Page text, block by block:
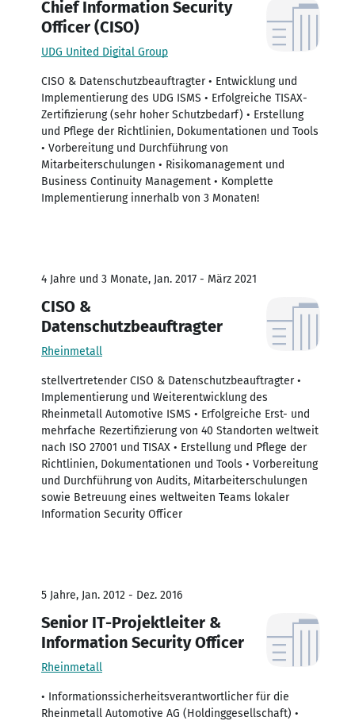
Chief Information Security
Officer (CISO)
UDG United Digital Group
CISO & Datenschutzbeauftragter • Entwicklung und
Implementierung des UDG ISMS • Erfolgreiche TISAX-
Zertifizierung (sehr hoher Schutzbedarf) • Erstellung
und Pflege der Richtlinien, Dokumentationen und Tools
• Vorbereitung und Durchführung von
Mitarbeiterschulungen • Risikomanagement und
Business Continuity Management • Komplette
Implementierung innerhalb von 3 Monaten!
4 Jahre und 3 Monate, Jan. 2017 - März 2021
CISO &
Datenschutzbeauftragter
Rheinmetall
stellvertretender CISO & Datenschutzbeauftragter •
Implementierung und Weiterentwicklung des
Rheinmetall Automotive ISMS • Erfolgreiche Erst- und
mehrfache Rezertifizierung von 40 Standorten weltweit
nach ISO 27001 und TISAX • Erstellung und Pflege der
Richtlinien, Dokumentationen und Tools • Vorbereitung
und Durchführung von Audits, Mitarbeiterschulungen
sowie Betreuung eines weltweiten Teams lokaler
Information Security Officer
5 Jahre, Jan. 2012 - Dez. 2016
Senior IT-Projektleiter &
Information Security Officer
Rheinmetall
• Informationssicherheitsverantwortlicher für die
Rheinmetall Automotive AG (Holdinggesellschaft) •